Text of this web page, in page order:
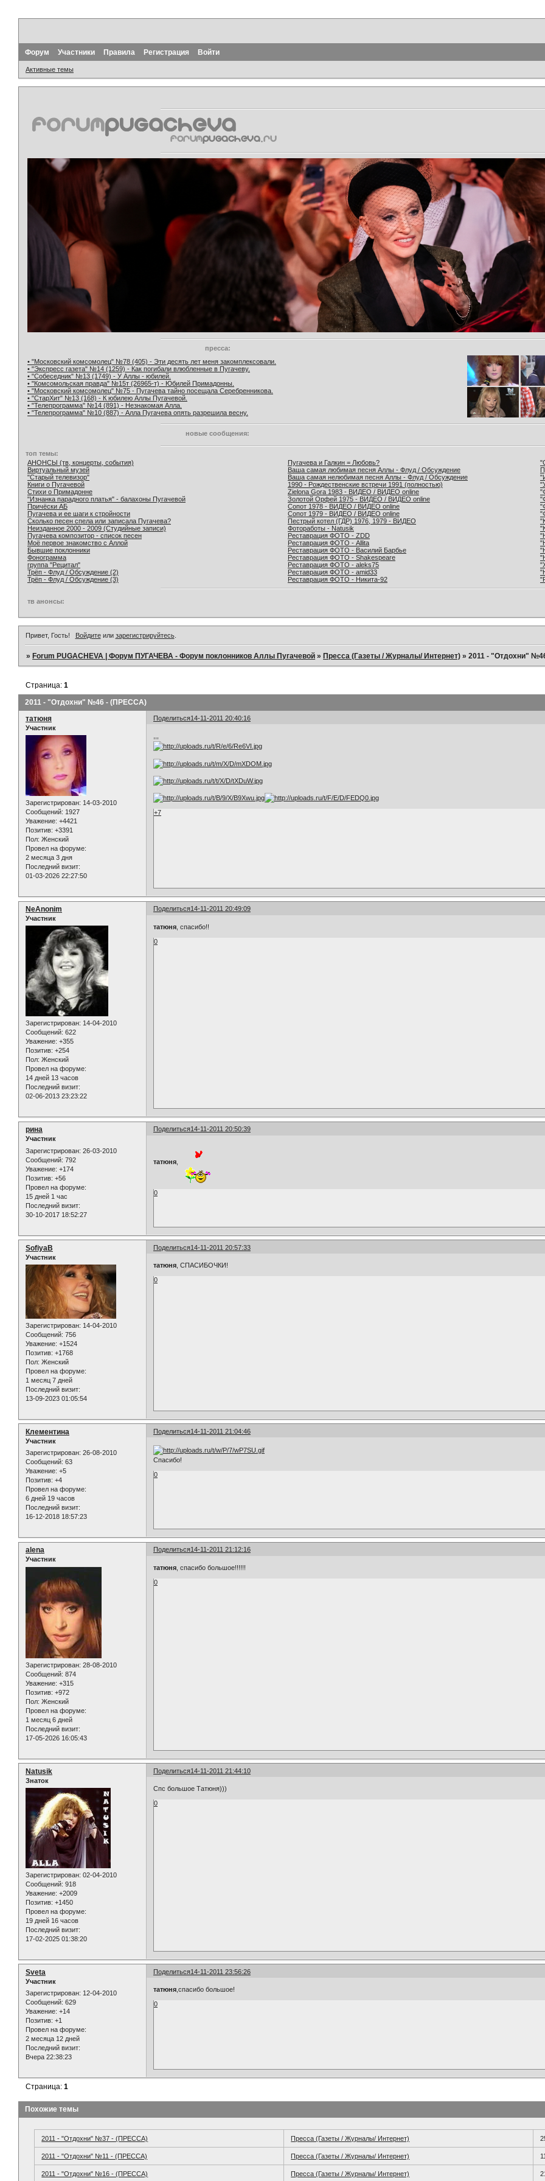
Форум Участники Правила Регистрация Войти
Активные темы
пресса:
• "Московский комсомолец" №78 (405) - Эти десять лет меня закомплексовали.
• "Экспресс газета" №14 (1259) - Как погибали влюбленные в Пугачеву.
• "Собеседник" №13 (1749) - У Аллы - юбилей.
• "Комсомольская правда" №15т (26965-т) - Юбилей Примадонны.
• "Московский комсомолец" №75 - Пугачева тайно посещала Серебренникова.
• "СтарХит" №13 (168) - К юбилею Аллы Пугачевой.
• "Телепрограмма" №14 (891) - Незнакомая Алла.
• "Телепрограмма" №10 (887) - Алла Пугачева опять разрешила весну.
новые сообщения:
топ темы:
АНОНСЫ (тв, концерты, события)
Виртуальный музей
"Старый телевизор"
Книги о Пугачевой
Стихи о Примадонне
"Изнанка парадного платья" - балахоны Пугачевой
Причёски АБ
Пугачева и ее шаги к стройности
Сколько песен спела или записала Пугачева?
Неизданное 2000 - 2009 (Студийные записи)
Пугачева композитор - список песен
Моё первое знакомство с Аллой
Бывшие поклонники
Фонограмма
группа "Рецитал"
Трёп - Флуд / Обсуждение (2)
Трёп - Флуд / Обсуждение (3)
Пугачева и Галкин = Любовь?
Ваша самая любимая песня Аллы - Флуд / Обсуждение
Ваша самая нелюбимая песня Аллы - Флуд / Обсуждение
1990 - Рождественские встречи 1991 (полностью)
Zielona Gora 1983 - ВИДЕО / ВИДЕО online
Золотой Орфей 1975 - ВИДЕО / ВИДЕО online
Сопот 1978 - ВИДЕО / ВИДЕО online
Сопот 1979 - ВИДЕО / ВИДЕО online
Пестрый котел (ГДР) 1976, 1979 - ВИДЕО
Фотоработы - Natusik
Реставрация ФОТО - ZDD
Реставрация ФОТО - Allita
Реставрация ФОТО - Василий Барбье
Реставрация ФОТО - Shakespeare
Реставрация ФОТО - aleks75
Реставрация ФОТО - amid33
Реставрация ФОТО - Никита-92
тв анонсы:
Привет, Гость! Войдитеили зарегистрируйтесь.
»Forum PUGACHEVA | Форум ПУГАЧЕВА - Форум поклонников Аллы Пугачевой »Пресса (Газеты / Журналы/ Интернет) »2011 - "Отдохни"
2011 - "Отдохни" №46 - (ПРЕССА)
Страница:1
Поделиться14-11-2011 20:40:16
татюня
Участник
Зарегистрирован: 14-03-2010
Сообщений: 1927
Уважение: +4421
Позитив: +3391
Пол: Женский
Провел на форуме:
2 месяца 3 дня
Последний визит:
01-03-2026 22:27:50
+7
Поделиться14-11-2011 20:49:09
NeAnonim
Участник
Зарегистрирован: 14-04-2010
Сообщений: 622
Уважение: +355
Позитив: +254
Пол: Женский
Провел на форуме:
14 дней 13 часов
Последний визит:
02-06-2013 23:23:22
татюня , спасибо!!
0
Поделиться14-11-2011 20:50:39
рина
Участник
Зарегистрирован: 26-03-2010
Сообщений: 792
Уважение: +174
Позитив: +56
Провел на форуме:
15 дней 1 час
Последний визит:
30-10-2017 18:52:27
татюня
0
Поделиться14-11-2011 20:57:33
SofiyaB
Участник
Зарегистрирован: 14-04-2010
Сообщений: 756
Уважение: +1524
Позитив: +1768
Пол: Женский
Провел на форуме:
1 месяц 7 дней
Последний визит:
13-09-2023 01:05:54
татюня , СПАСИБОЧКИ!
0
Поделиться14-11-2011 21:04:46
Клементина
Участник
Зарегистрирован: 26-08-2010
Сообщений: 63
Уважение: +5
Позитив: +4
Провел на форуме:
6 дней 19 часов
Последний визит:
16-12-2018 18:57:23
Спасибо!
0
Поделиться14-11-2011 21:12:16
alena
Участник
Зарегистрирован: 28-08-2010
Сообщений: 874
Уважение: +315
Позитив: +972
Пол: Женский
Провел на форуме:
1 месяц 6 дней
Последний визит:
17-05-2026 16:05:43
татюня , спасибо большое!!!!!!
0
Поделиться14-11-2011 21:44:10
Natusik
Знаток
Зарегистрирован: 02-04-2010
Сообщений: 918
Уважение: +2009
Позитив: +1450
Провел на форуме:
19 дней 16 часов
Последний визит:
17-02-2025 01:38:20
Спс большое Татюня)))
0
Поделиться14-11-2011 23:56:26
Sveta
Участник
Зарегистрирован: 12-04-2010
Сообщений: 629
Уважение: +14
Позитив: +1
Провел на форуме:
2 месяца 12 дней
Последний визит:
Вчера 22:38:23
татюня ,спасибо большое!
0
Страница:1
Похожие темы
2011 - "Отдохни" №37 - (ПРЕССА) Пресса (Газеты / Журналы/ Интернет)
2011 - "Отдохни" №11 - (ПРЕССА) Пресса (Газеты / Журналы/ Интернет)
2011 - "Отдохни" №16 - (ПРЕССА) Пресса (Газеты / Журналы/ Интернет)